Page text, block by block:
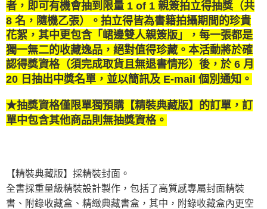
者 ，即可有機會抽到限量 1 of 1 親簽拍立得抽獎（共
8 名，隨機乙張）。拍立得皆為書籍拍攝期間的珍貴
花絮，其中更包含「峮邊雙人親簽版」，每一張都是
獨一無二的收藏逸品，絕對值得珍藏。本活動將於確
認得獎資格（須完成取貨且無退書情形）後，於 6 月
20 日抽出中獎名單，並以簡訊及 E-mail 個別通知。
★抽獎資格僅限單獨預購 【精裝典藏版】的訂單 ， 訂
單中包含其他商品則無抽獎資格 。
【精裝典藏版】採精裝封面。
全書採重量級精裝設計製作，包括了高質感專屬封面精裝
書、附錄收藏盒、精緻典藏書盒，其中，附錄收藏盒內更空